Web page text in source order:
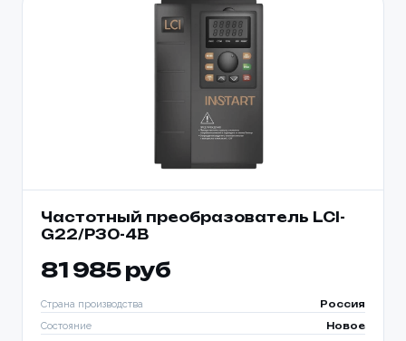
Частотный преобразователь LCI-
G22/P30-4B
81 985 руб
Страна производства Россия
Состояние Новое